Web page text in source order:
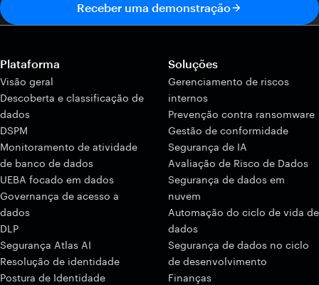
Receber uma demonstração
Plataforma
Visão geral
Descoberta e classificação de
dados
DSPM
Monitoramento de atividade
de banco de dados
UEBA focado em dados
Governança de acesso a
dados
DLP
Segurança Atlas AI
Resolução de identidade
Postura de Identidade
Soluções
Gerenciamento de riscos
internos
Prevenção contra ransomware
Gestão de conformidade
Segurança de IA
Avaliação de Risco de Dados
Segurança de dados em
nuvem
Automação do ciclo de vida de
dados
Segurança de dados no ciclo
de desenvolvimento
Finanças